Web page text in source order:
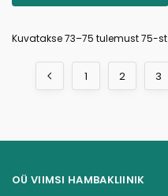
Kuvatakse 73–75 tulemust 75-st
1 2 3
OÜ VIIMSI HAMBAKLIINIK